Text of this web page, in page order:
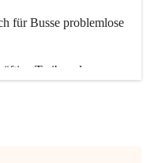
für Busse problemlose
Treiben der